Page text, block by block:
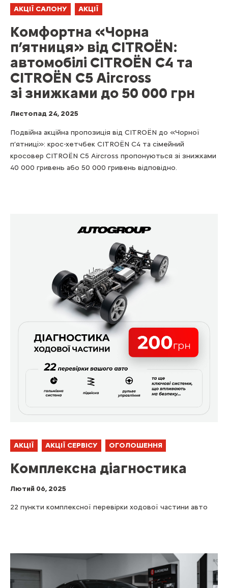
АКЦІЇ САЛОНУ АКЦІЇ
Комфортна «Чорна
п’ятниця» від CITROЁN:
автомобілі CITROЁN C4 та
CITROЁN C5 Aircross
зі знижками до 50 000 грн
Листопад 24, 2025
Подвійна акційна пропозиція від CITROЁN до «Чорної
п’ятниці»: крос-хетчбек CITROЁN C4 та сімейний
кросовер CITROЁN C5 Aircross пропонуються зі знижками
40 000 гривень або 50 000 гривень відповідно.
АКЦІЇ АКЦІЇ СЕРВІСУ ОГОЛОШЕННЯ
Комплексна діагностика
Лютий 06, 2025
22 пункти комплексної перевірки ходової частини авто